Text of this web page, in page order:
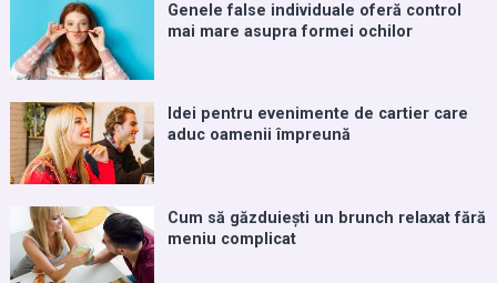
Genele false individuale oferă control
mai mare asupra formei ochilor
Idei pentru evenimente de cartier care
aduc oamenii împreună
Cum să găzduiești un brunch relaxat fără
meniu complicat